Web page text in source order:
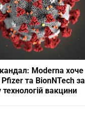
Moderna хоче
та BionNTech за
вакцини